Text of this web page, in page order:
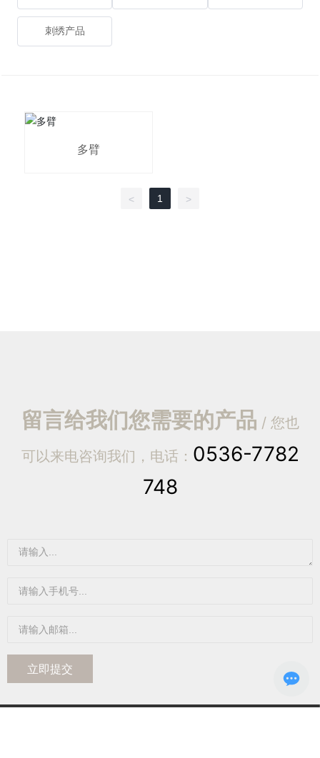
刺绣产品
多臂
< 1 >
留言给我们您需要的产品 / 您也
可以来电咨询我们，电话： 0536-7782
748
立即提交